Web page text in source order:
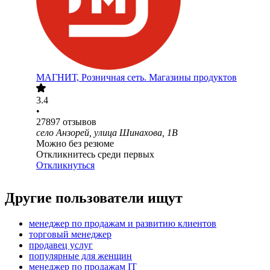
МАГНИТ, Розничная сеть. Магазины продуктов
3.4
•
27897 отзывов
село Анзорей, улица Шинахова, 1В
Можно без резюме
Откликнитесь среди первых
Откликнуться
Другие пользователи ищут
менеджер по продажам и развитию клиентов
торговый менеджер
продавец услуг
популярные для женщин
менеджер по продажам IT